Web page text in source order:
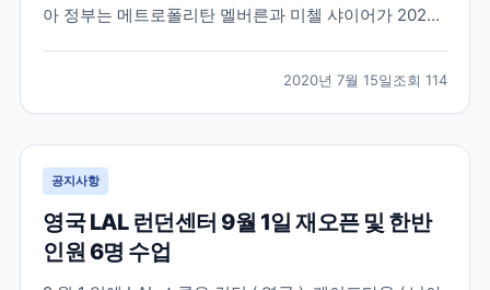
아 정부는 메트로폴리탄 멜버른과 미첼 샤이어가 2020
이동제한령은 최소 6주 동안 지속될 예정이며 자세한 정
보는 여기서 확인하실 수 있습니다. –...
2020년 7월 15일조회 114
공지사항
영국 LAL 런던센터 9월 1일 재오픈 및 한반
인원 6명 수업